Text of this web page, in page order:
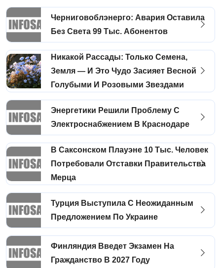
Черниговоблэнерго: Авария Оставила
Без Света 99 Тыс. Абонентов
Никакой Рассады: Только Семена,
Земля — И Это Чудо Засияет Весной
Голубыми И Розовыми Звездами
Энергетики Решили Проблему С
Электроснабжением В Краснодаре
В Саксонском Плауэне 10 Тыс. Человек
Потребовали Отставки Правительства
Мерца
Турция Выступила С Неожиданным
Предложением По Украине
Финляндия Введет Экзамен На
Гражданство В 2027 Году